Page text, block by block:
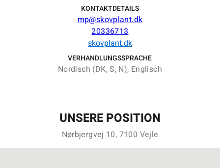
KONTAKTDETAILS
mp@skovplant.dk
20336713
skovplant.dk
VERHANDLUNGSSPRACHE
Nordisch (DK, S, N), Englisch
UNSERE POSITION
Nørbjergvej 10, 7100 Vejle